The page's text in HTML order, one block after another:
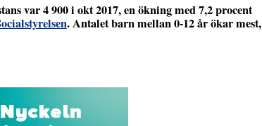
var 4 900 i okt 2017, en ökning med 7,2 procent
. Antalet barn mellan 0-12 år ökar mest,